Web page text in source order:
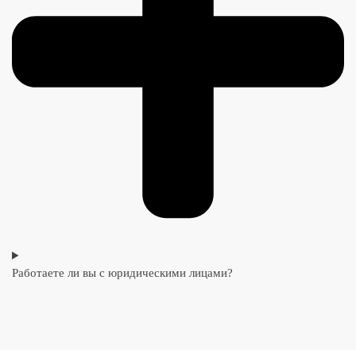
Работаете ли вы с юридическими лицами?